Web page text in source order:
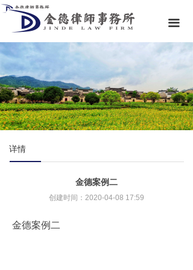
끀
首页
关于金德
专业领域
专业团队
金德资讯
金德文库
金德案例二
金德案例二
详情
创建时间： 2020-04-08 17:59